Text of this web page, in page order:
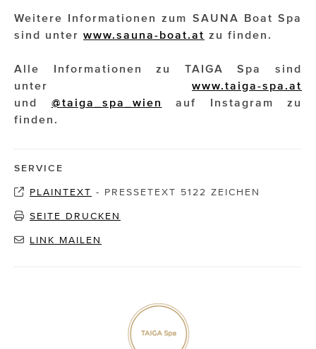
Weitere Informationen zum SAUNA Boat Spa
sind unter www.sauna-boat.at zu finden.
Alle Informationen zu TAIGA Spa sind
unter www.taiga-spa.at
und @taiga_spa_wien
auf Instagram zu
finden.
SERVICE
PLAINTEXT - PRESSETEXT 5122 ZEICHEN
SEITE DRUCKEN
LINK MAILEN